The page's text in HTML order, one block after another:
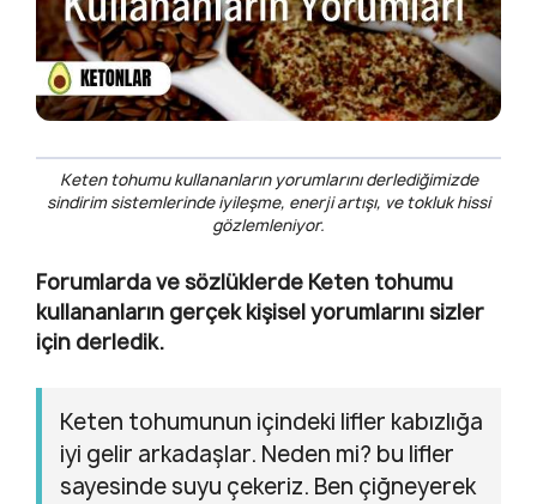
Keten tohumu kullananların yorumlarını derlediğimizde
sindirim sistemlerinde iyileşme, enerji artışı, ve tokluk hissi
gözlemleniyor.
Forumlarda ve sözlüklerde Keten tohumu
kullananların gerçek kişisel yorumlarını sizler
için derledik.
Keten tohumunun içindeki lifler kabızlığa
iyi gelir arkadaşlar. Neden mi? bu lifler
sayesinde suyu çekeriz. Ben çiğneyerek